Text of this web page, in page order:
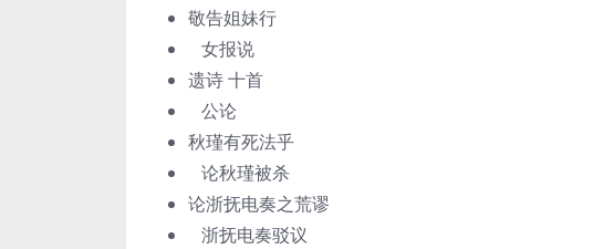
敬告姐妹行
女报说
遗诗 十首
公论
秋瑾有死法乎
论秋瑾被杀
论浙抚电奏之荒谬
浙抚电奏驳议